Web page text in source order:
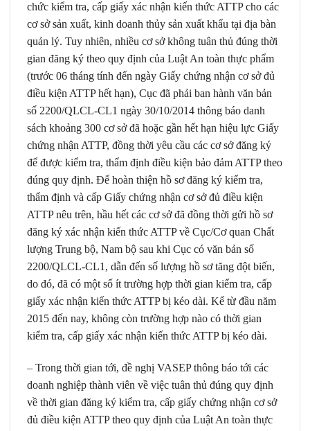
chức kiểm tra, cấp giấy xác nhận kiến thức ATTP cho các
cơ sở sản xuất, kinh doanh thủy sản xuất khẩu tại địa bàn
quản lý. Tuy nhiên, nhiều cơ sở không tuân thủ đúng thời
gian đăng ký theo quy định của Luật An toàn thực phẩm
(trước 06 tháng tính đến ngày Giấy chứng nhận cơ sở đủ
điều kiện ATTP hết hạn), Cục đã phải ban hành văn bản
số 2200/QLCL-CL1 ngày 30/10/2014 thông báo danh
sách khoảng 300 cơ sở đã hoặc gần hết hạn hiệu lực Giấy
chứng nhận ATTP, đồng thời yêu cầu các cơ sở đăng ký
để được kiểm tra, thẩm định điều kiện bảo đảm ATTP theo
đúng quy định. Để hoàn thiện hồ sơ đăng ký kiểm tra,
thẩm định và cấp Giấy chứng nhận cơ sở đủ điều kiện
ATTP nêu trên, hầu hết các cơ sở đã đồng thời gửi hồ sơ
đăng ký xác nhận kiến thức ATTP về Cục/Cơ quan Chất
lượng Trung bộ, Nam bộ sau khi Cục có văn bản số
2200/QLCL-CL1, dẫn đến số lượng hồ sơ tăng đột biến,
do đó, đã có một số ít trường hợp thời gian kiểm tra, cấp
giấy xác nhận kiến thức ATTP bị kéo dài. Kể từ đầu năm
2015 đến nay, không còn trường hợp nào có thời gian
kiểm tra, cấp giấy xác nhận kiến thức ATTP bị kéo dài.
– Trong thời gian tới, đề nghị VASEP thông báo tới các
doanh nghiệp thành viên về việc tuân thủ đúng quy định
về thời gian đăng ký kiểm tra, cấp giấy chứng nhận cơ sở
đủ điều kiện ATTP theo quy định của Luật An toàn thực